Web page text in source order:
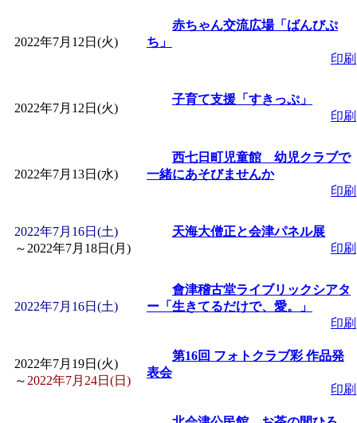
間：2026/08/10～
みなづる号乗車体
de 健康づくり」」 受
堂島地区歴史ウオ
」 受付期間：～
「みなづる号乗車体
de 健康づくり」」 受
皆鶴姫のこびる塾
～」 受付期間：～
みなづる号乗車体
2022年7月12日(火)
赤ちゃん交流広場「ばんびぷ
ち」
印刷
2022年7月12日(火)
子育て支援「すきっぷ」
印刷
2022年7月13日(水)
西七日町児童館 幼児クラブで
一緒にあそびませんか
印刷
2022年7月16日(土)
～ 2022年7月18日(月)
天海大僧正と会津パネル展
印刷
2022年7月16日(土)
會津稽古堂ライブリックシアタ
ー「生きてるだけで、愛。」
印刷
2022年7月19日(火)
～ 2022年7月24日(日)
第16回 フォトクラブ彩 作品発
表会
印刷